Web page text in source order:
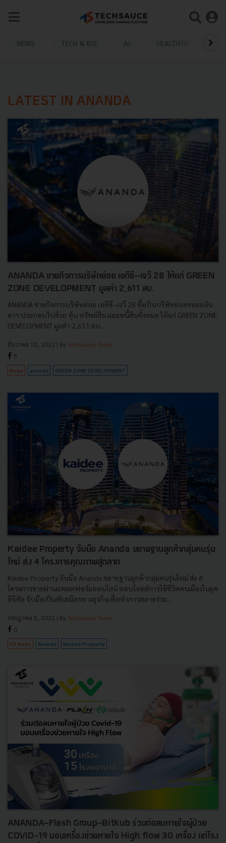
NEWS TECH & BIZ AI HEALTHTECH
LATEST IN ANANDA
ANANDA ขายกิจการบริษัทย่อย เอดีซี–เจวี 28 ให้แก่ GREEN
ZONE DEVELOPMENT มูลค่า 2,611 ลบ.
ANANDA ขายกิจการบริษัทย่อย เอดีซี–เจวี 28 ซึ่งเป็นบริษัทย่อยของอนัน
ดาฯ ประกอบไปด้วย หุ้น ทรัพย์สิน และหนี้สินทั้งหมด ให้แก่ GREEN ZONE
DEVELOPMENT มูลค่า 2,611 ลบ....
ธันวาคม 15, 2022 | By Techsauce Team
5
News ananda GREEN ZONE DEVELOPMENT
Kaidee Property จับมือ Ananda ขยายฐานลูกค้ากลุ่มคนรุ่น
ใหม่ ส่ง 4 โครงการคุณภาพสู่ตลาด
Kaidee Property จับมือ Ananda ขยายฐานลูกค้ากลุ่มคนรุ่นใหม่ ส่ง 4
โครงการขายผ่านแพลตฟอร์มออนไลน์ ตอบโจทย์การใช้ชีวิตคนเมืองในยุค
ดิจิทัล จับมือเป็นพันธมิตรทางธุรกิจเพื่อทำการตลาดร่วม...
กรกฎาคม 5, 2022 | By Techsauce Team
0
PR News Ananda Kaidee Property
ANANDA-Flash Group-Bitkub ร่วมต่อลมหายใจผู้ป่วย
COVID-19 มอบเครื่องช่วยหายใจ High flow 30 เครื่อง แก่โรง